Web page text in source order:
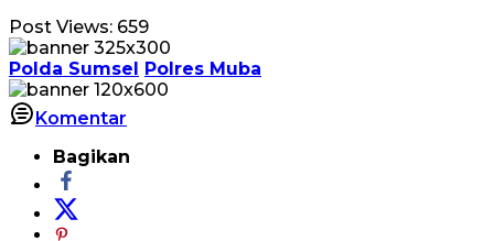
Post Views: 659
Polda Sumsel Polres Muba
Komentar
Bagikan